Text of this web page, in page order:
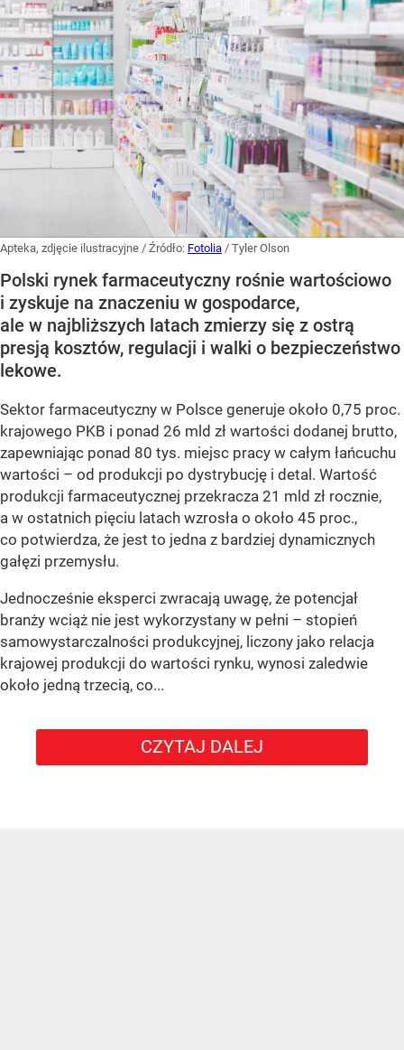
Apteka, zdjęcie ilustracyjne / Źródło: Fotolia / Tyler Olson
Polski rynek farmaceutyczny rośnie wartościowo
i zyskuje na znaczeniu w gospodarce,
ale w najbliższych latach zmierzy się z ostrą
presją kosztów, regulacji i walki o bezpieczeństwo
lekowe.
Sektor farmaceutyczny w Polsce generuje około 0,75 proc.
krajowego PKB i ponad 26 mld zł wartości dodanej brutto,
zapewniając ponad 80 tys. miejsc pracy w całym łańcuchu
wartości – od produkcji po dystrybucję i detal. Wartość
produkcji farmaceutycznej przekracza 21 mld zł rocznie,
a w ostatnich pięciu latach wzrosła o około 45 proc.,
co potwierdza, że jest to jedna z bardziej dynamicznych
gałęzi przemysłu.
Jednocześnie eksperci zwracają uwagę, że potencjał
branży wciąż nie jest wykorzystany w pełni – stopień
samowystarczalności produkcyjnej, liczony jako relacja
krajowej produkcji do wartości rynku, wynosi zaledwie
około jedną trzecią, co...
CZYTAJ DALEJ